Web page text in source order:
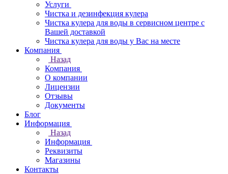
Услуги
Чистка и дезинфекция кулера
Чистка кулера для воды в сервисном центре с
Вашей доставкой
Чистка кулера для воды у Вас на месте
Компания
Назад
Компания
О компании
Лицензии
Отзывы
Документы
Блог
Информация
Назад
Информация
Реквизиты
Магазины
Контакты